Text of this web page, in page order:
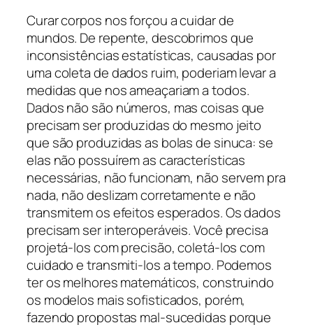
Curar corpos nos forçou a cuidar de
mundos. De repente, descobrimos que
inconsistências estatísticas, causadas por
uma coleta de dados ruim, poderiam levar a
medidas que nos ameaçariam a todos.
Dados não são números, mas coisas que
precisam ser produzidas do mesmo jeito
que são produzidas as bolas de sinuca: se
elas não possuírem as características
necessárias, não funcionam, não servem pra
nada, não deslizam corretamente e não
transmitem os efeitos esperados. Os dados
precisam ser interoperáveis. Você precisa
projetá-los com precisão, coletá-los com
cuidado e transmiti-los a tempo. Podemos
ter os melhores matemáticos, construindo
os modelos mais sofisticados, porém,
fazendo propostas mal-sucedidas porque